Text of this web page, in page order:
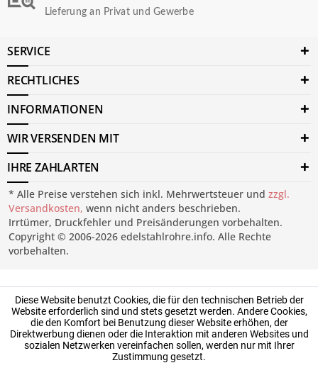
Lieferung an Privat und Gewerbe
SERVICE
RECHTLICHES
INFORMATIONEN
WIR VERSENDEN MIT
IHRE ZAHLARTEN
* Alle Preise verstehen sich inkl. Mehrwertsteuer und zzgl.
Versandkosten, wenn nicht anders beschrieben.
Irrtümer, Druckfehler und Preisänderungen vorbehalten.
Copyright © 2006-2026 edelstahlrohre.info. Alle Rechte
vorbehalten.
Diese Website benutzt Cookies, die für den technischen Betrieb der
Website erforderlich sind und stets gesetzt werden. Andere Cookies,
die den Komfort bei Benutzung dieser Website erhöhen, der
Direktwerbung dienen oder die Interaktion mit anderen Websites und
sozialen Netzwerken vereinfachen sollen, werden nur mit Ihrer
Zustimmung gesetzt.